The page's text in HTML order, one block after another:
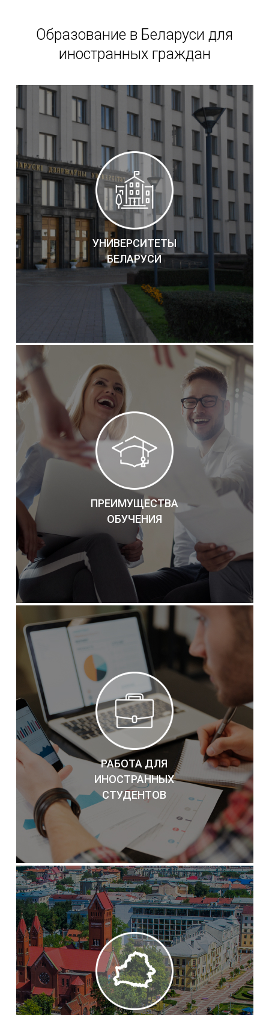
Образование в Беларуси для
иностранных граждан
УНИВЕРСИТЕТЫ
БЕЛАРУСИ
ПРЕИМУЩЕСТВА
ОБУЧЕНИЯ
РАБОТА ДЛЯ
ИНОСТРАННЫХ
СТУДЕНТОВ